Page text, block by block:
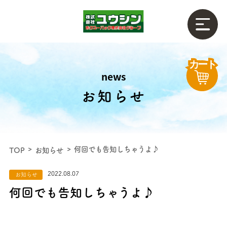
news
お知らせ
TOP お知らせ 何回でも告知しちゃうよ♪
お知らせ 2022.08.07
何回でも告知しちゃうよ♪